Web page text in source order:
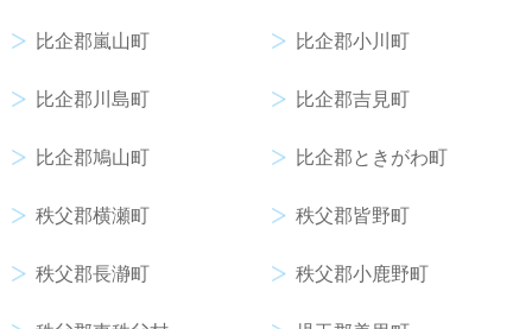
比企郡嵐山町 比企郡小川町
比企郡川島町 比企郡吉見町
比企郡鳩山町 比企郡ときがわ町
秩父郡横瀬町 秩父郡皆野町
秩父郡長瀞町 秩父郡小鹿野町